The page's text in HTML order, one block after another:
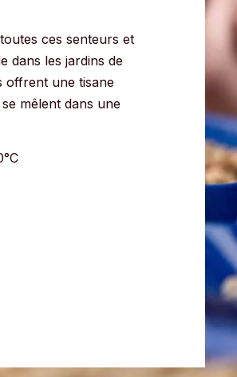
ces senteurs et
dans les jardins de
offrent une tisane
mêlent dans une